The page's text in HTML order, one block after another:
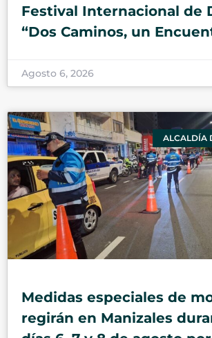
Festival Internacional de
“Dos Caminos, un
Agosto 6, 2026
ALCALDÍA
Medidas especiales de
regirán en Manizales